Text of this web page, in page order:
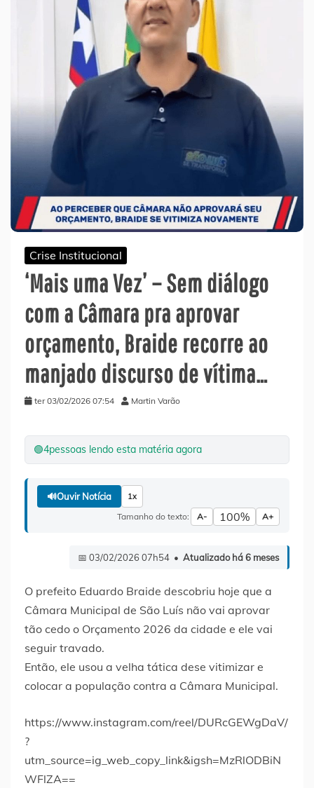
Crise Institucional
‘Mais uma Vez’ – Sem diálogo
com a Câmara pra aprovar
orçamento, Braide recorre ao
manjado discurso de vítima…
ter 03/02/2026 07:54 Martin Varão
🟢4pessoas lendo esta matéria agora
🔊Ouvir Notícia 1x
Tamanho do texto: A- 100% A+
📅 03/02/2026 07h54 • Atualizado há 6 meses
O prefeito Eduardo Braide descobriu hoje que a
Câmara Municipal de São Luís não vai aprovar
tão cedo o Orçamento 2026 da cidade e ele vai
seguir travado.
Então, ele usou a velha tática dese vitimizar e
colocar a população contra a Câmara Municipal.
https://www.instagram.com/reel/DURcGEWgDaV/
?
utm_source=ig_web_copy_link&igsh=MzRlODBiN
WFlZA==